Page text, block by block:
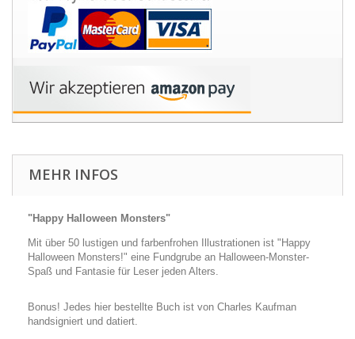
MEHR INFOS
"Happy Halloween Monsters"
Mit über 50 lustigen und farbenfrohen Illustrationen ist "Happy
Halloween Monsters!" eine Fundgrube an Halloween-Monster-
Spaß und Fantasie für Leser jeden Alters.
Bonus! Jedes hier bestellte Buch ist von Charles Kaufman
handsigniert und datiert.